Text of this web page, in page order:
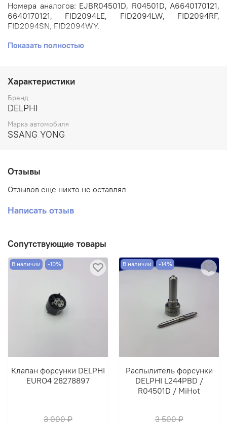
Номера аналогов: EJBR04501D, R04501D, A6640170121,
6640170121, FID2094LE, FID2094LW, FID2094RF,
FID2094SN, FID2094WY.
Каталожный номер: EJBR04501D.
Rexton с двигателем 2.0 XDi D20DT, Евро 4.
Производитель: DELPHI.
Показать полностью
Характеристики
Бренд
DELPHI
Марка автомобиля
SSANG YONG
Отзывы
Отзывов еще никто не оставлял
Написать отзыв
Сопутствующие товары
В наличии -10%
Клапан форсунки DELPHI
EURO4 28278897
3 000 ₽
В наличии -14%
Распылитель форсунки
DELPHI L244PBD /
R04501D / MiHot
3 500 ₽